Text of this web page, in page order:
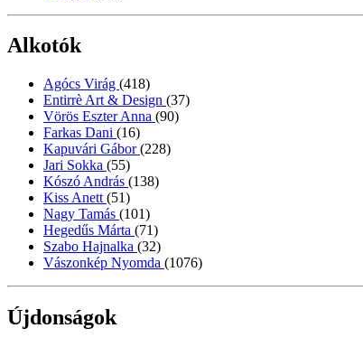
Alkotók
Agócs Virág (418)
Entirrè Art & Design (37)
Vörös Eszter Anna (90)
Farkas Dani (16)
Kapuvári Gábor(228)
Jari Sokka (55)
Kószó András (138)
Kiss Anett (51)
Nagy Tamás (101)
Hegedűs Márta (71)
Szabo Hajnalka (32)
Vászonkép Nyomda (1076)
Újdonságok